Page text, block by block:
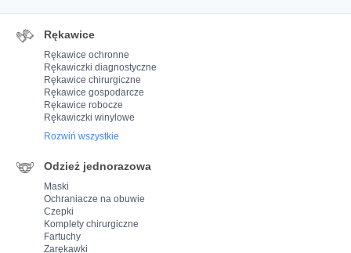
Rękawice
Rękawice ochronne
Rękawiczki diagnostyczne
Rękawice chirurgiczne
Rękawice gospodarcze
Rękawice robocze
Rękawiczki winylowe
Rozwiń wszystkie
Odzież jednorazowa
Maski
Ochraniacze na obuwie
Czepki
Komplety chirurgiczne
Fartuchy
Zarękawki